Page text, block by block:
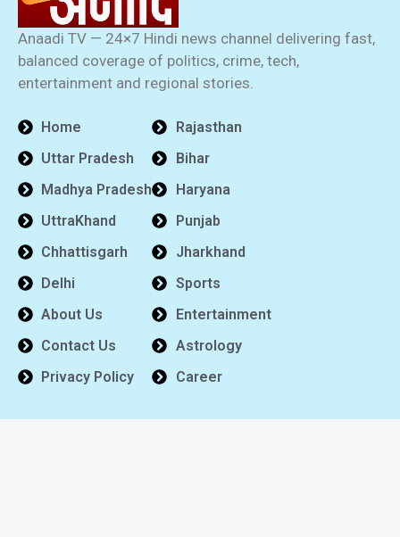
Anaadi TV — 24×7 Hindi news channel delivering fast,
balanced coverage of politics, crime, tech,
entertainment and regional stories.
Home
Uttar Pradesh
Madhya Pradesh
UttraKhand
Chhattisgarh
Delhi
About Us
Contact Us
Privacy Policy
Rajasthan
Bihar
Haryana
Punjab
Jharkhand
Sports
Entertainment
Astrology
Career